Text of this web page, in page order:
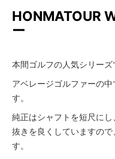
HONMATOUR
ー
本間ゴルフの人気シリーズ
アベレージゴルファーの
す。
純正はシャフトを短尺に
抜きを良くしていますの
す。